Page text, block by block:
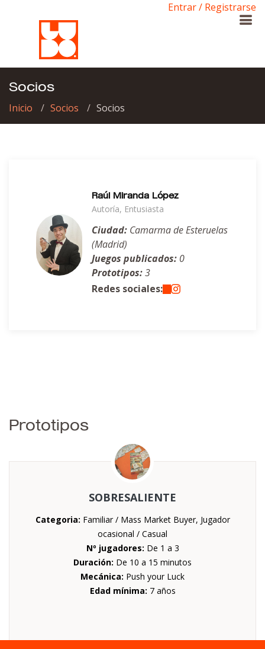
Entrar / Registrarse
Socios
Inicio Socios Socios
Raúl Miranda López
Autoría, Entusiasta
Ciudad: Camarma de Esteruelas
(Madrid)
Juegos publicados: 0
Prototipos:3
Redes sociales:
Prototipos
SOBRESALIENTE
Categoria: Familiar / Mass Market Buyer, Jugador
ocasional / Casual
Nº jugadores: De 1 a 3
Duración: De 10 a 15 minutos
Mecánica: Push your Luck
Edad mínima: 7 años